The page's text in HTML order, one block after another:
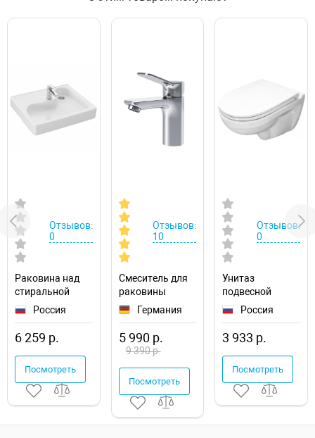
Отзывов:
0
Раковина над
стиральной
машиной Santek
1WH501770
Россия
6 259 р.
Посмотреть
Отзывов:
10
Смеситель для
раковины
AM.PM X-Joy
F85A02100
Германия
5 990 р.
9 390 р.
Посмотреть
Отзывов:
0
Унитаз
подвесной
Sanita Luxe Best
Россия
3 933 р.
Посмотреть